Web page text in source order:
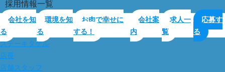
採用情報一覧
会社を知
る
環境を知
る
お肉で幸せに
する！
会社案
内
求人一
覧
応募す
る
ステーキタケル
店長
店舗スタッフ